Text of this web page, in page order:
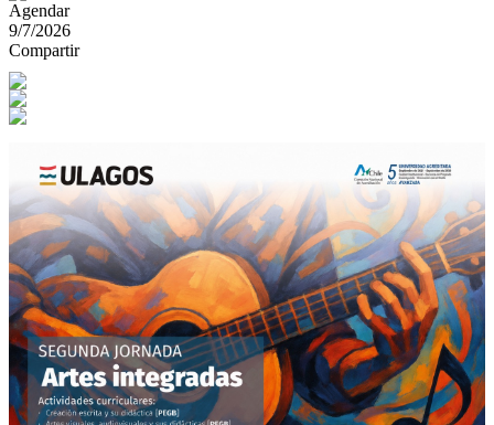
Agendar
9/7/2026
Compartir